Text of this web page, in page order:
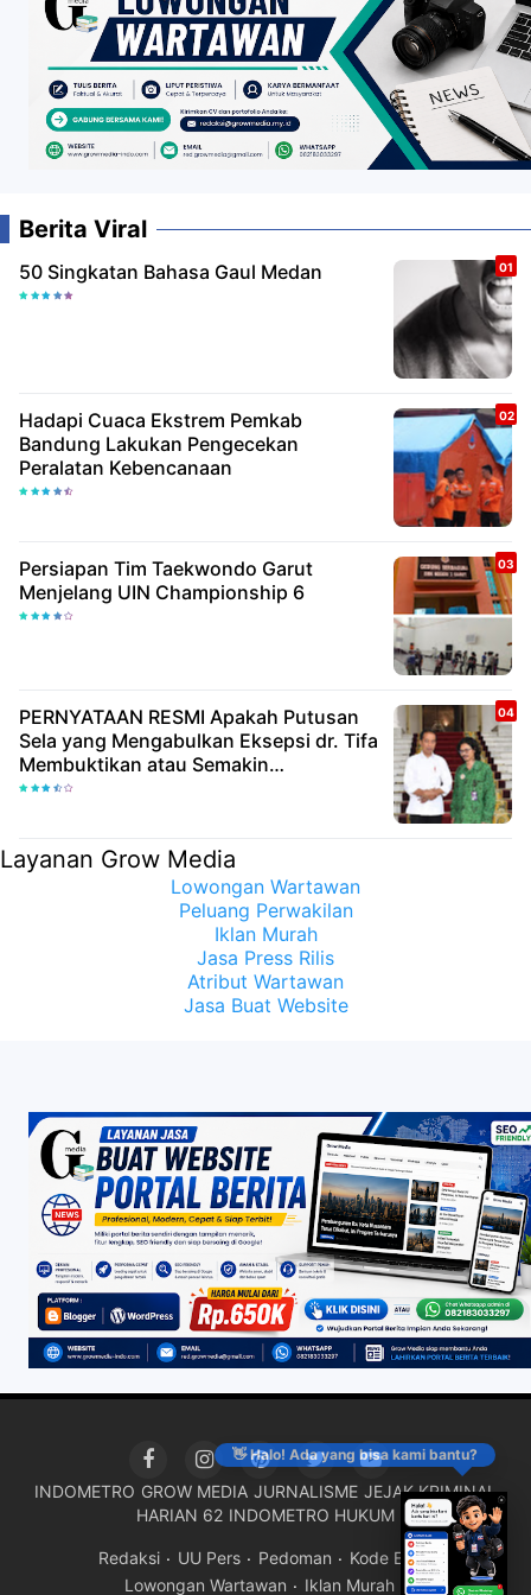
Berita Viral
50 Singkatan Bahasa Gaul Medan
Hadapi Cuaca Ekstrem Pemkab
Bandung Lakukan Pengecekan
Peralatan Kebencanaan
Persiapan Tim Taekwondo Garut
Menjelang UIN Championship 6
PERNYATAAN RESMI Apakah Putusan
Sela yang Mengabulkan Eksepsi dr. Tifa
Membuktikan atau Semakin
Meyakinkan Publik Bahwa Ijazah
Layanan Grow Media
Lowongan Wartawan
Peluang Perwakilan
Iklan Murah
Jasa Press Rilis
Atribut Wartawan
Jasa Buat Website
👋 Halo! Ada yang bisa kami bantu?
INDOMETRO GROW MEDIA JURNALISME JEJAK KRIMINAL
HARIAN 62 INDOMETRO HUKUM
Redaksi UU Pers Pedoman
Kode Etik
Lowongan Wartawan
Iklan Murah